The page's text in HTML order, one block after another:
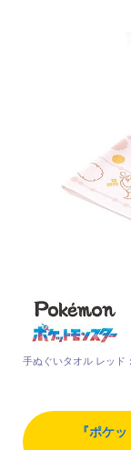
手ぬぐいタオル レッド
『ポケ